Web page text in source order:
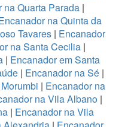
na Quarta Parada |
na Quinta da
Tavares | Encanador
na Santa Cecilia|
| Encanador em Santa
| Encanador na Sé|
| Encanador na
na Vila Albano|
| Encanador na Vila